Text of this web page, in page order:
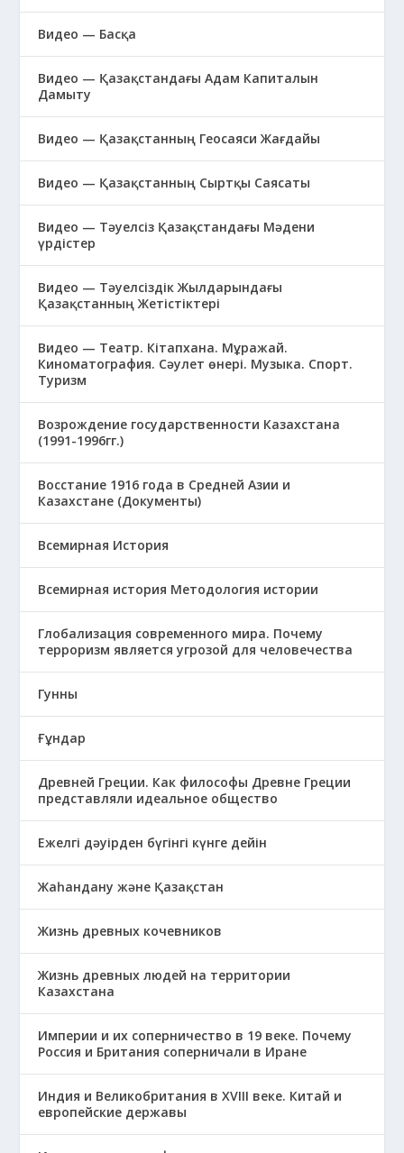
Видео — Басқа
Видео — Қазақстандағы Адам Капиталын
Дамыту
Видео — Қазақстанның Геосаяси Жағдайы
Видео — Қазақстанның Сыртқы Саясаты
Видео — Тәуелсіз Қазақстандағы Мәдени
үрдістер
Видео — Тәуелсіздік Жылдарындағы
Қазақстанның Жетістіктері
Видео — Театр. Кітапхана. Мұражай.
Киноматография. Сәулет өнері. Музыка. Спорт.
Туризм
Возрождение государственности Казахстана
(1991-1996гг.)
Восстание 1916 года в Средней Азии и
Казахстане (Документы)
Всемирная История
Всемирная история Методология истории
Глобализация современного мира. Почему
терроризм является угрозой для человечества
Гунны
Ғұндар
Древней Греции. Как философы Древне Греции
представляли идеальное общество
Ежелгі дәуірден бүгінгі күнге дейін
Жаһандану және Қазақстан
Жизнь древных кочевников
Жизнь древных людей на территории
Казахстана
Империи и их соперничество в 19 веке. Почему
Россия и Британия соперничали в Иране
Индия и Великобритания в XVIII веке. Китай и
европейские державы